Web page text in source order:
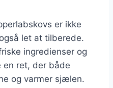
er ikke
let at tilberede.
ingredienser og
en ret, der både
og varmer sjælen.